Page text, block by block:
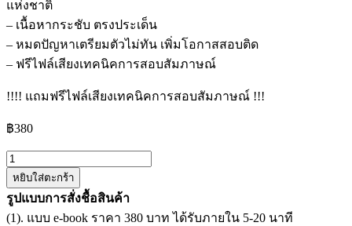
แห่งชาติ
– เนื้อหากระชับ ตรงประเด็น
– หมดปัญหาเตรียมตัวไม่ทัน เพิ่มโอกาสสอบติด
– ฟรีไฟล์เสียงเทคนิคการสอบสัมภาษณ์
!!!! แถมฟรีไฟล์เสียงเทคนิคการสอบสัมภาษณ์ !!!
฿380
จำนวน
แนว
ข้อสอบ
นัก
หยิบใส่ตะกร้า
รูปแบบการสั่งชื้อสินค้า
(1). แบบ e-book ราคา 380 บาท ได้รับภายใน 5-20 นาที